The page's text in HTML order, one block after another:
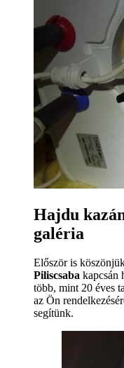
Hajdu
galéria
Először is
Piliscsaba kapcsán
több, mint 20 éves
az Ön
segítünk.